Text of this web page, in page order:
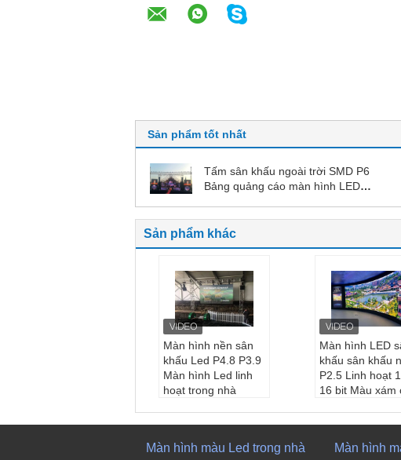
Sản phẩm tốt nhất
Tấm sân khấu ngoài trời SMD P6
Bảng quảng cáo màn hình LED
Sản phẩm khác
Màn hình nền sân
khấu Led P4.8 P3.9
Màn hình Led linh
hoạt trong nhà
Độ phân giải mô-đ
Màn hình LED
khấu sân khấu
P2.5 Linh hoạt
16 bit Màu xám
oạt
Màn hình màu Led trong nhà Màn hình